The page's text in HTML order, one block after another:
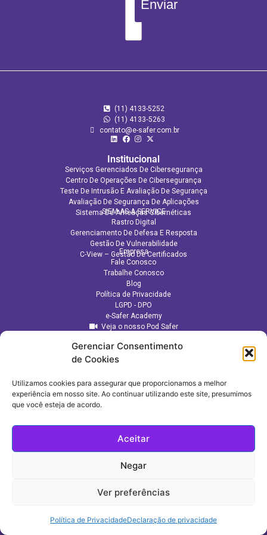
Gerenciar Consentimento
de Cookies
Utilizamos cookies para assegurar que proporcionamos a melhor
experiência em nosso site. Ao continuar utilizando este site, presumimos
que você esteja de acordo.
Aceitar
Negar
Ver preferências
Política de PrivacidadeDeclaração de privacidade
Enviar
(11) 4133-5252
(11) 4133‑5263
contato@e-safer.com.br
Institucional
Serviços Gerenciados De Cibersegurança
Centro De Operações De Cibersegurança
Teste De Intrusão E Avaliação De Segurança
Avaliação De Segurança De Aplicações​
Sistema De Ameaças Cibernéticas
SIEM AS A SERVICE
Rastro Digital
Gerenciamento De Defesa E Resposta
Gestão De Vulnerabilidade
C-View – Gestão De Certificados
Empresa
Fale Conosco
Trabalhe Conosco
Blog
Política de Privacidade
LGPD - DPO
e-Safer Academy
Veja o nosso Pod Safer
e-Safer (C) Todos os direitos reservados | Desenvolvido porWeb Solution